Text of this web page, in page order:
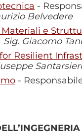
-
Belvedere
e
Sig. Giacomo
Resilient
-